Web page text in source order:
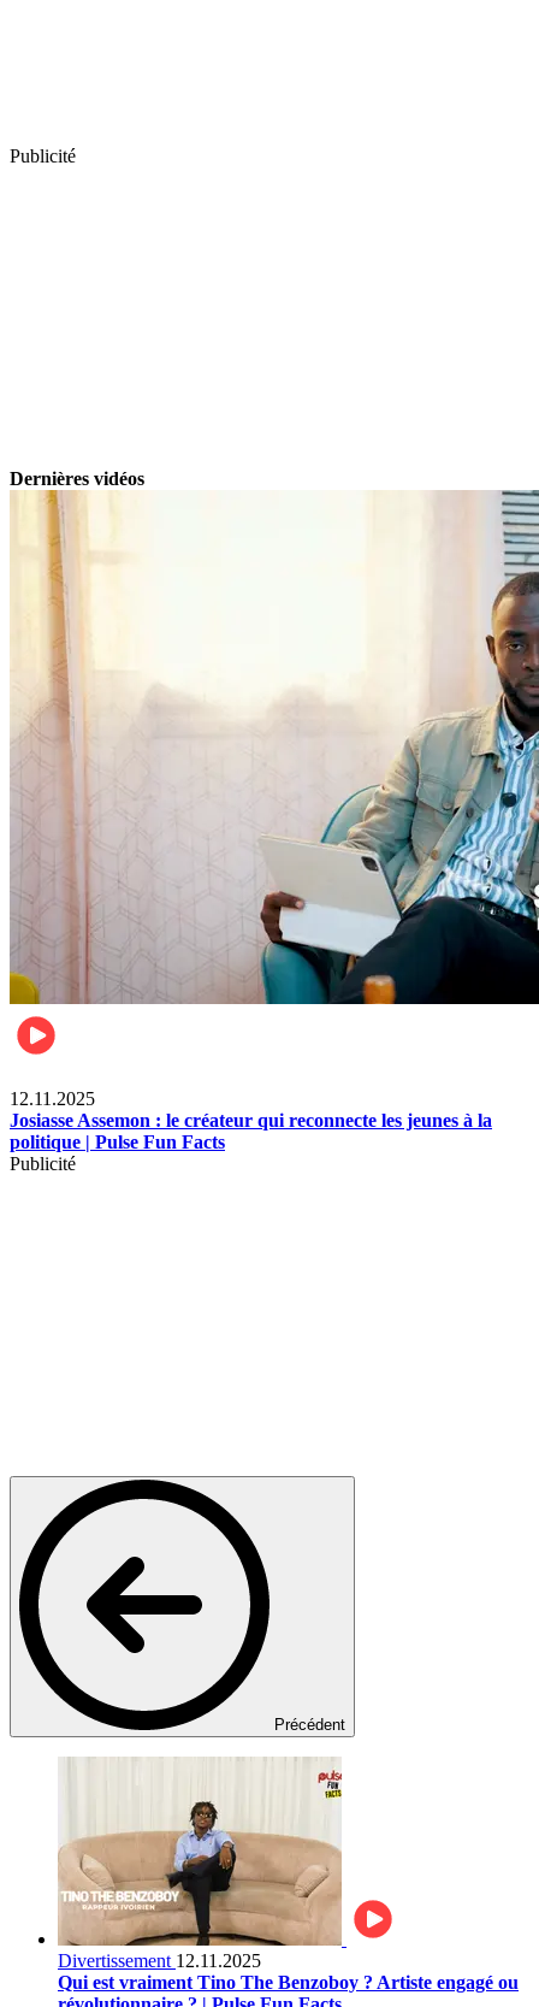
Publicité
Dernières vidéos
12.11.2025
Josiasse Assemon : le créateur qui reconnecte les jeunes à la
politique | Pulse Fun Facts
Publicité
Précédent
Divertissement 12.11.2025
Qui est vraiment Tino The Benzoboy ? Artiste engagé ou